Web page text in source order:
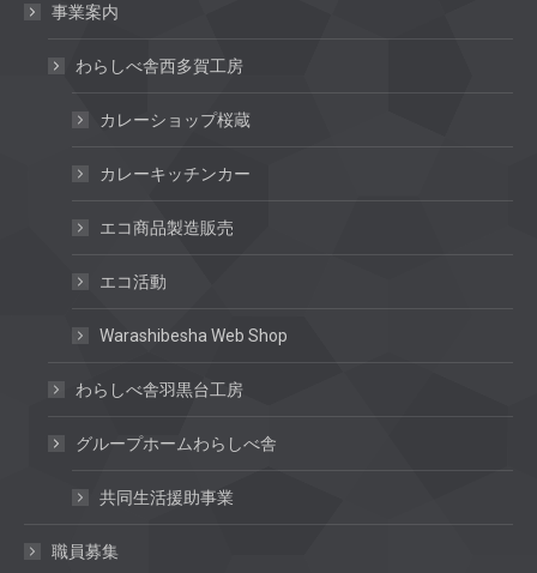
事業案内
わらしべ舎西多賀工房
カレーショップ桜蔵
カレーキッチンカー
エコ商品製造販売
エコ活動
Warashibesha Web Shop
わらしべ舎羽黒台工房
グループホームわらしべ舎
共同生活援助事業
職員募集